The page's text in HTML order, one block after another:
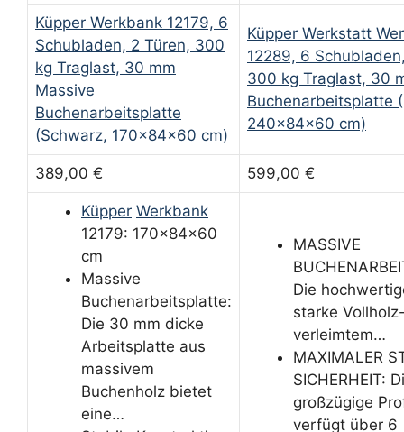
Küpper Werkbank 12179, 6
Schubladen, 2 Türen, 300
kg Traglast, 30 mm
Massive
Buchenarbeitsplatte
(Schwarz, 170x84x60 cm)
Küpper Werkstatt
12289, 6
300 kg Traglast, 30
Buchenarbeitsplatte
240x84x60 cm)
389,00 € 599,00 €
Küpper Werkbank
12179: 170x84x60
cm
Massive
Buchenarbeitsplatte:
Die 30 mm dicke
Arbeitsplatte aus
massivem
Buchenholz bietet
eine…
MASSIVE
Die
starke
verleimtem…
MAXIMALER
SICHERHEIT:
großzügige
verfügt über 6